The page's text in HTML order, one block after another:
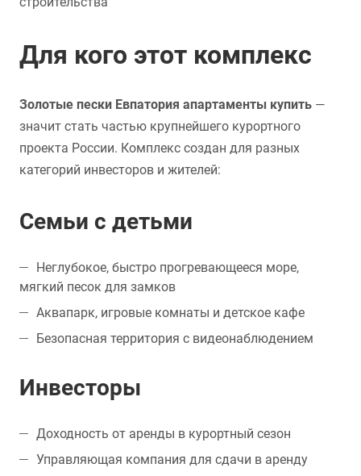
Для кого этот комплекс
Золотые пески Евпатория апартаменты купить —
значит стать частью крупнейшего курортного
проекта России. Комплекс создан для разных
категорий инвесторов и жителей:
Семьи с детьми
Неглубокое, быстро прогревающееся море,
мягкий песок для замков
Аквапарк, игровые комнаты и детское кафе
Безопасная территория с видеонаблюдением
Инвесторы
Доходность от аренды в курортный сезон
Управляющая компания для сдачи в аренду